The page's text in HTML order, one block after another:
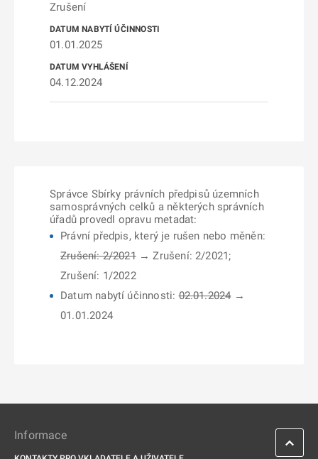
Zrušení
01.01.2025
04.12.2024
Správce Sbírky právních předpisů územních
samosprávných celků a některých správních
úřadů provedl opravu metadat:
Právní předpis, který je rušen nebo měněn:
Zrušení: 2/2021→ Zrušení: 2/2021;
Zrušení: 1/2022
Datum nabytí účinnosti:02.01.2024→
01.01.2024
Informace